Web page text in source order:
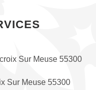
Sur Meuse 55300
Sur Meuse 55300